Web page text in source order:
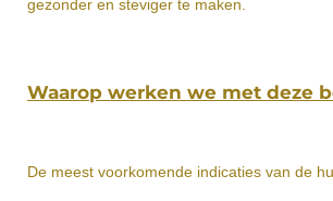
gezonder en steviger te maken.
Waarop werken we met deze
De meest voorkomende indicaties van de